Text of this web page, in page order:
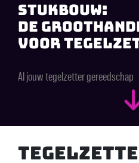
Stukbouw:
de
voor
Al jouw tegelzetter gereedschap